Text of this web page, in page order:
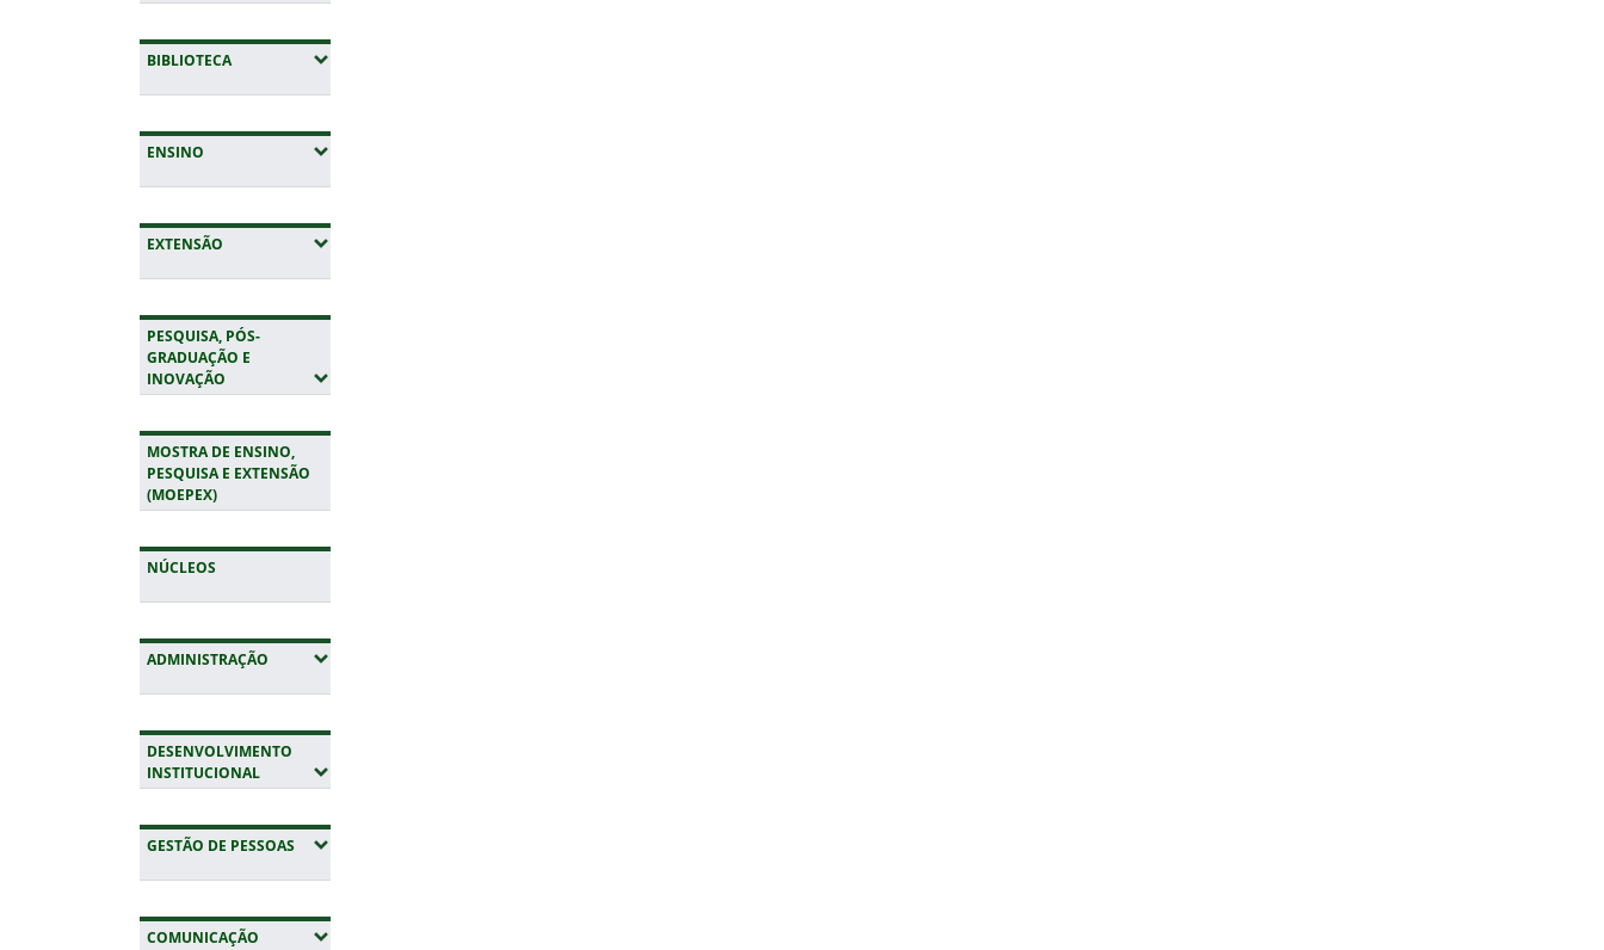
BIBLIOTECA(EXPANDIR SUBMENUS)
ENSINO (EXPANDIR SUBMENUS)
EXTENSÃO (EXPANDIR SUBMENUS)
PESQUISA, PÓS-
GRADUAÇÃO E
INOVAÇÃO (EXPANDIR SUBMENUS)
MOSTRA DE ENSINO,
PESQUISA E EXTENSÃO
(MOEPEX)
NÚCLEOS
ADMINISTRAÇÃO (EXPANDIR SUBMENUS)
DESENVOLVIMENTO
INSTITUCIONAL(EXPANDIR SUBMENUS)
GESTÃO DE PESSOAS (EXPANDIR SUBMENUS)
COMUNICAÇÃO (EXPANDIR SUBMENUS)